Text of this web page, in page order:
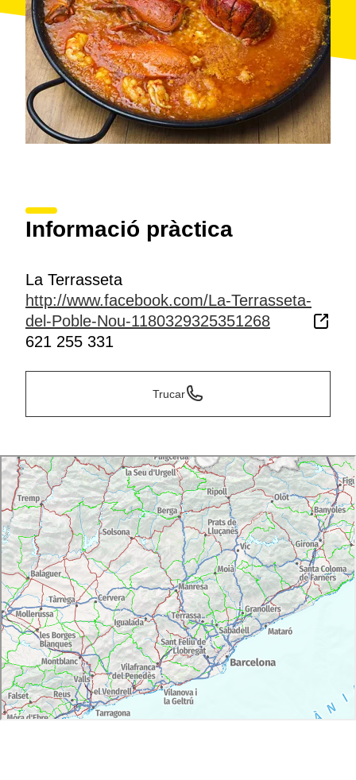
Informació pràctica
La Terrasseta
http://www.facebook.com/La-Terrasseta-
del-Poble-Nou-1180329325351268
621 255 331
Trucar